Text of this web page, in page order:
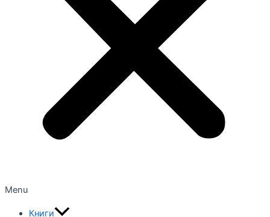
Menu
Книги